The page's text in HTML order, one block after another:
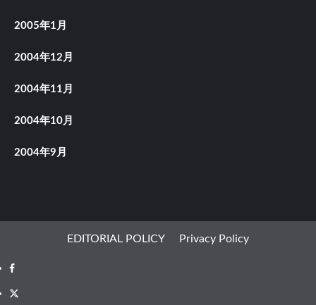
2005年1月
2004年12月
2004年11月
2004年10月
2004年9月
EDITORIAL POLICY Privacy Policy
Facebook
X